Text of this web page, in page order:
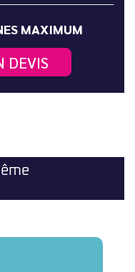
MAXIMUM
DEVIS